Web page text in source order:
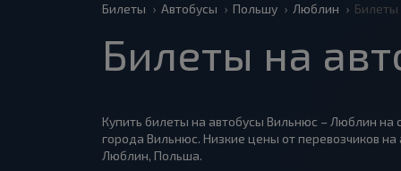
Билеты Автобусы Польшу Люблин Билеты
Билеты на
Купить билеты на автобусы Вильнюс – Люблин на
города Вильнюс. Низкие цены от перевозчиков
Люблин, Польша.